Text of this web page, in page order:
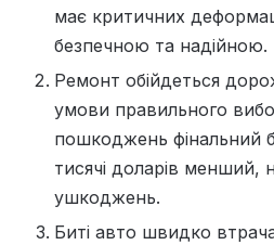
має критичних
безпечною та надійною.
Ремонт обійдеться
умови правильного
пошкоджень фінальний
тисячі доларів менший,
ушкоджень.
Биті авто швидко